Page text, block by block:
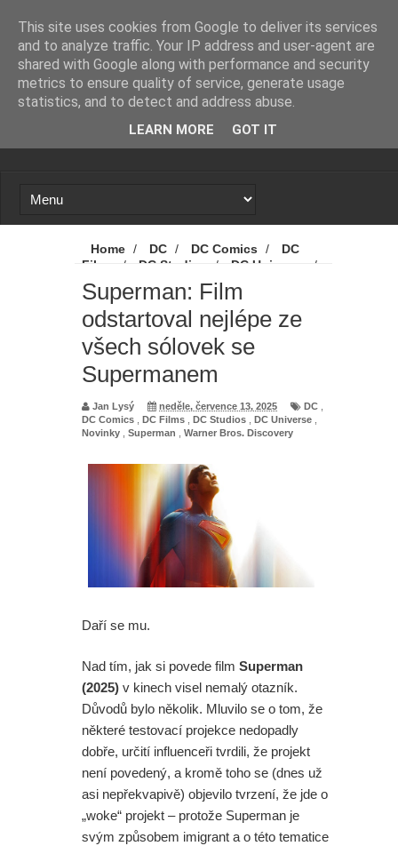
Loading...
Home / DC / DC Comics /
DC
Films
/ DC Studios / DC Universe
/
Novinky
Superman
Discovery
/
Superman: Film odstartoval
nejlépe ze všech sólovek se Supermanem
Superman: Film
odstartoval nejlépe ze
všech sólovek se
Supermanem
Jan Lysý neděle, července 13, 2025 DC
DC Comics
DC Films DC Studios DC Universe
Novinky
Superman Warner Bros. Discovery
Daří se mu.
Nad tím, jak si povede film Superman
(2025) v kinech visel nemalý otazník.
Důvodů bylo několik. Mluvilo se o tom, že
některé testovací projekce nedopadly
dobře, určití influenceři tvrdili, že projekt
není povedený, a kromě toho se (dnes už
asi nepřekvapivě) objevilo tvrzení, že jde o
„woke“ projekt – protože Superman je
svým způsobem imigrant a o této tematice
This site uses cookies from Google to deliver its services
and to analyze traffic. Your IP address and user-agent are
shared with Google along with performance and security
metrics to ensure quality of service, generate usage
statistics, and to detect and address abuse.
LEARN MORE GOT IT